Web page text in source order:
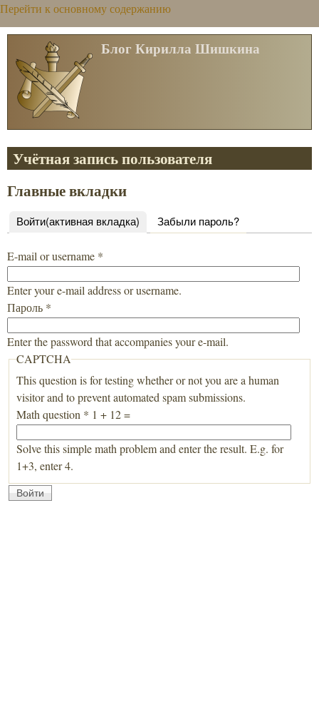
Перейти к основному содержанию
Блог Кирилла Шишкина
Учётная запись пользователя
Главные вкладки
Войти(активная вкладка) Забыли пароль?
E-mail or username *
Enter your e-mail address or username.
Пароль *
Enter the password that accompanies your e-mail.
CAPTCHA
This question is for testing whether or not you are a human
visitor and to prevent automated spam submissions.
Math question * 1 + 12 =
Solve this simple math problem and enter the result. E.g. for
1+3, enter 4.